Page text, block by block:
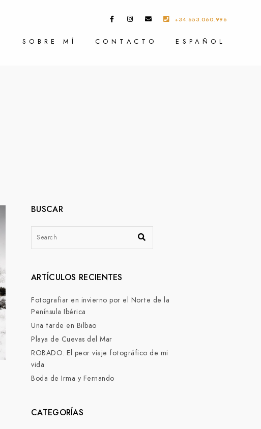
+34.653.060.996
SOBRE MÍ CONTACTO ESPAÑOL
BUSCAR
ARTÍCULOS RECIENTES
Fotografiar en invierno por el Norte de la
Península Ibérica
Una tarde en Bilbao
Playa de Cuevas del Mar
ROBADO. El peor viaje fotográfico de mi
vida
Boda de Irma y Fernando
CATEGORÍAS